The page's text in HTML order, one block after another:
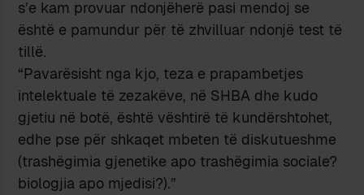
s’e kam provuar ndonjëherë pasi mendoj se
është e pamundur për të zhvilluar ndonjë test të
tillë.
“Pavarësisht nga kjo, teza e prapambetjes
intelektuale të zezakëve, në SHBA dhe kudo
gjetiu në botë, është vështirë të kundërshtohet,
edhe pse për shkaqet mbeten të diskutueshme
(trashëgimia gjenetike apo trashëgimia sociale?
biologjia apo mjedisi?).”